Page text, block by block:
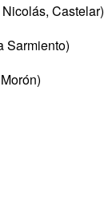
Castelar)
Sarmiento)